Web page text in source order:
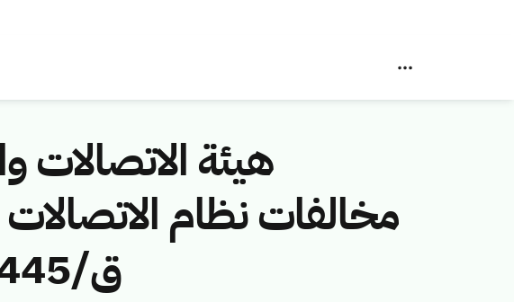
هيئة الاتصالات
ق/1445هـ) لمخالفة (محمد محمود رمضان)